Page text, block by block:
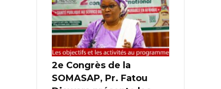
2e Congrès de la
SOMASAP, Pr. Fatou